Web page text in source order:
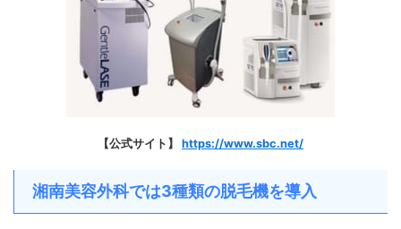
【公式サイト】 https://www.sbc.net/
湘南美容外科では3種類の脱毛機を導入